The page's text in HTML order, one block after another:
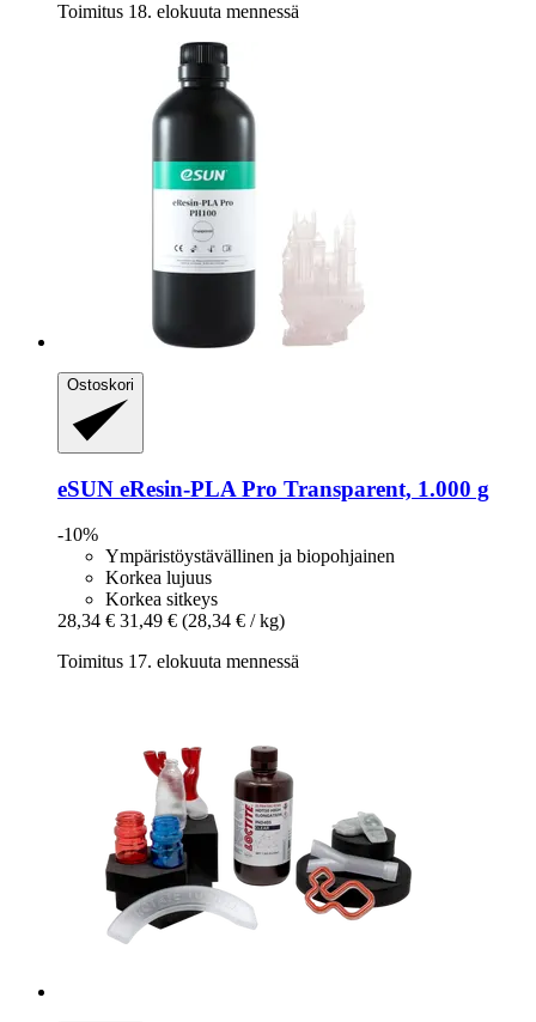
Toimitus 18. elokuuta mennessä
Ostoskori
eSUN eResin-​PLA Pro Transparent, 1.000 g
-10%
Ympäristöystävällinen ja biopohjainen
Korkea lujuus
Korkea sitkeys
28,34 € 31,49 € (28,34 € / kg)
Toimitus 17. elokuuta mennessä